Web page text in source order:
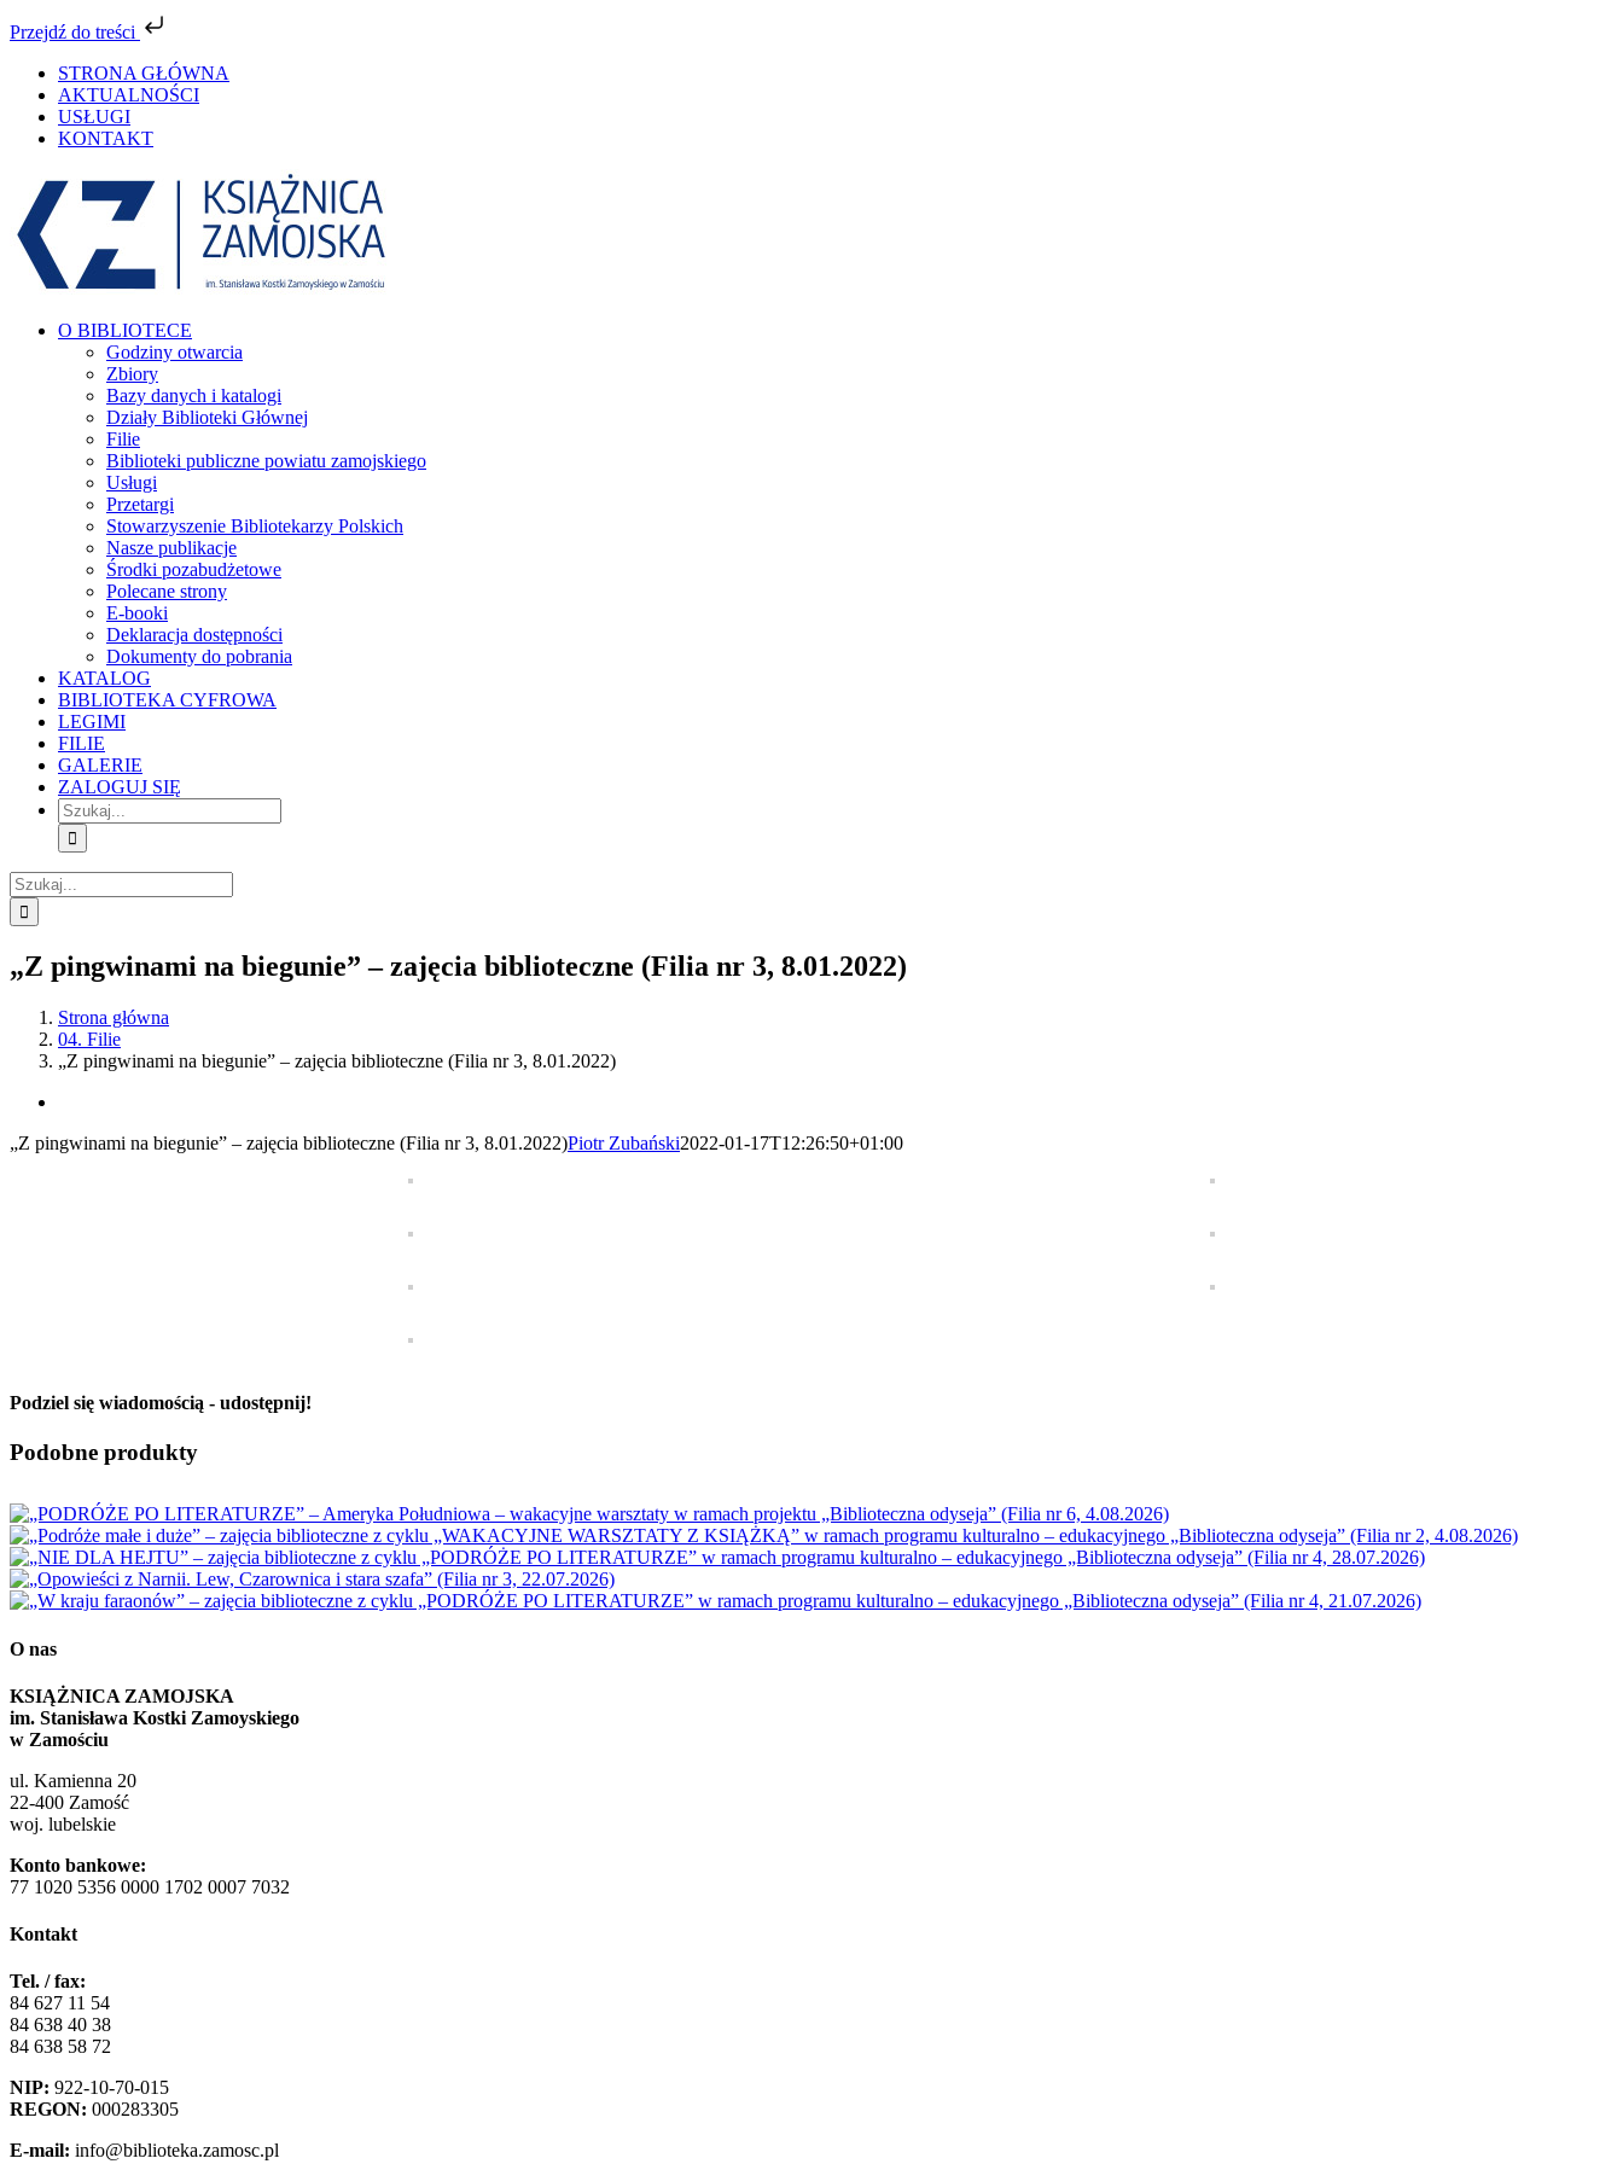
Przejdź do treści
zawartości
STRONA GŁÓWNA
AKTUALNOŚCI
USŁUGI
KONTAKT
Facebook
YouTube
Instagram
Tiktok
O BIBLIOTECE
Godziny otwarcia
Zbiory
Bazy danych i katalogi
Działy Biblioteki Głównej
Filie
Biblioteki publiczne powiatu zamojskiego
Usługi
Przetargi
Stowarzyszenie Bibliotekarzy Polskich
Nasze publikacje
Środki pozabudżetowe
Polecane strony
E-booki
Deklaracja dostępności
Dokumenty do pobrania
KATALOG
BIBLIOTEKA CYFROWA
LEGIMI
FILIE
GALERIE
ZALOGUJ SIĘ
Szukaj
Szukaj
„Z pingwinami na biegunie” – zajęcia biblioteczne (Filia nr 3, 8.01.2022)
Strona główna
04. Filie
„Z pingwinami na biegunie” – zajęcia biblioteczne (Filia nr 3, 8.01.2022)
Image
„Z pingwinami na biegunie” – zajęcia biblioteczne (Filia nr 3, 8.01.2022)Piotr Zubański2022-01-17T12:26:50+01:00
Podziel się wiadomością - udostępnij!
Facebook
X
Reddit
LinkedIn
WhatsApp
Tumblr
Pinterest
Vk
Email
Podobne produkty
O nas
KSIĄŻNICA ZAMOJSKA
im. Stanisława Kostki Zamoyskiego
w Zamościu
ul. Kamienna 20
22-400 Zamość
woj. lubelskie
Konto bankowe:
77 1020 5356 0000 1702 0007 7032
Kontakt
Tel. / fax:
84 627 11 54
84 638 40 38
84 638 58 72
NIP: 922-10-70-015
REGON: 000283305
E-mail: info@biblioteka.zamosc.pl